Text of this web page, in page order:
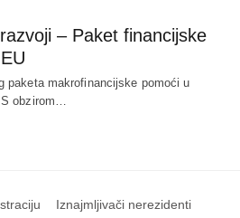
– Paket financijske
paketa makrofinancijske pomoći u
obzirom…
Iznajmljivači nerezidenti